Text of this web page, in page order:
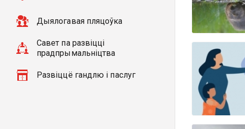
Дыялогавая пляцоўка
Савет па развіцці
прадпрымальніцтва
Развіццё гандлю і паслуг